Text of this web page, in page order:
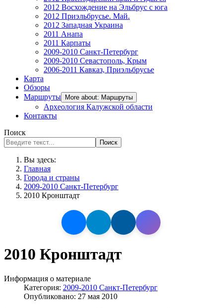
2012 Восхождение на Эльбрус с юга
2012 Приэльбрусье. Май.
2012 Западная Украина
2011 Анапа
2011 Карпаты
2009-2010 Санкт-Петербург
2009-2010 Севастополь, Крым
2006-2011 Кавказ, Приэльбрусье
Карта
Обзоры
Маршруты
More about: Маршруты
Археология Калужской области
Контакты
Поиск
Поиск
Вы здесь:
Главная
Города и страны
2009-2010 Санкт-Петербург
2010 Кронштадт
2010 Кронштадт
Информация о материале
Категория: 2009-2010 Санкт-Петербург
Опубликовано: 27 мая 2010